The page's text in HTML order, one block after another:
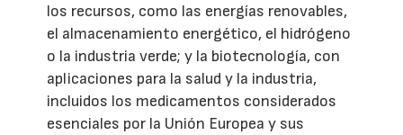
los recursos, como las energías renovables,
el almacenamiento energético, el hidrógeno
o la industria verde; y la biotecnología, con
aplicaciones para la salud y la industria,
incluidos los medicamentos considerados
esenciales por la Unión Europea y sus